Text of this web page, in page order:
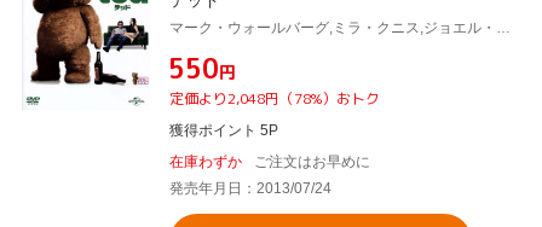
マーク・ウォールバーグ,ミラ・クニス,ジョエル・マクヘイル,セス・マクファーレン(監督、声優)
¥550円
定価より2,048円（78%）おトク
獲得ポイント 5P
在庫わずか
ご注文はお早めに
発売年月日：2013/07/24